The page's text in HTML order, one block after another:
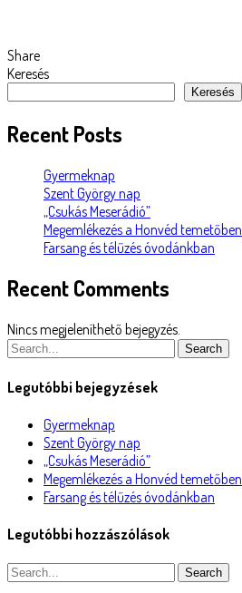
Share
Keresés
Keresés
Recent Posts
Gyermeknap
Szent György nap
„Csukás Meserádió”
Megemlékezés a Honvéd temetőben
Farsang és télűzés óvodánkban
Recent Comments
Nincs megjeleníthető bejegyzés.
Search
Legutóbbi bejegyzések
Gyermeknap
Szent György nap
„Csukás Meserádió”
Megemlékezés a Honvéd temetőben
Farsang és télűzés óvodánkban
Legutóbbi hozzászólások
Search